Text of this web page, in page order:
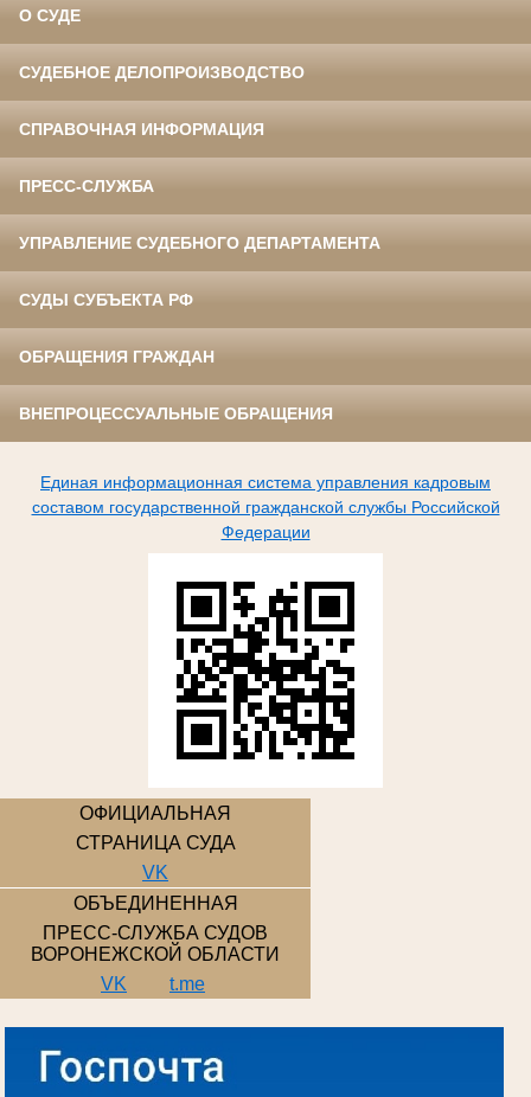
О СУДЕ
СУДЕБНОЕ ДЕЛОПРОИЗВОДСТВО
СПРАВОЧНАЯ ИНФОРМАЦИЯ
ПРЕСС-СЛУЖБА
УПРАВЛЕНИЕ СУДЕБНОГО ДЕПАРТАМЕНТА
СУДЫ СУБЪЕКТА РФ
ОБРАЩЕНИЯ ГРАЖДАН
ВНЕПРОЦЕССУАЛЬНЫЕ ОБРАЩЕНИЯ
Единая информационная система управления кадровым
составом государственной гражданской службы Российской
Федерации
ОФИЦИАЛЬНАЯ
СТРАНИЦА СУДА
VK
ОБЪЕДИНЕННАЯ
ПРЕСС-СЛУЖБА СУДОВ
ВОРОНЕЖСКОЙ ОБЛАСТИ
VK
t.me